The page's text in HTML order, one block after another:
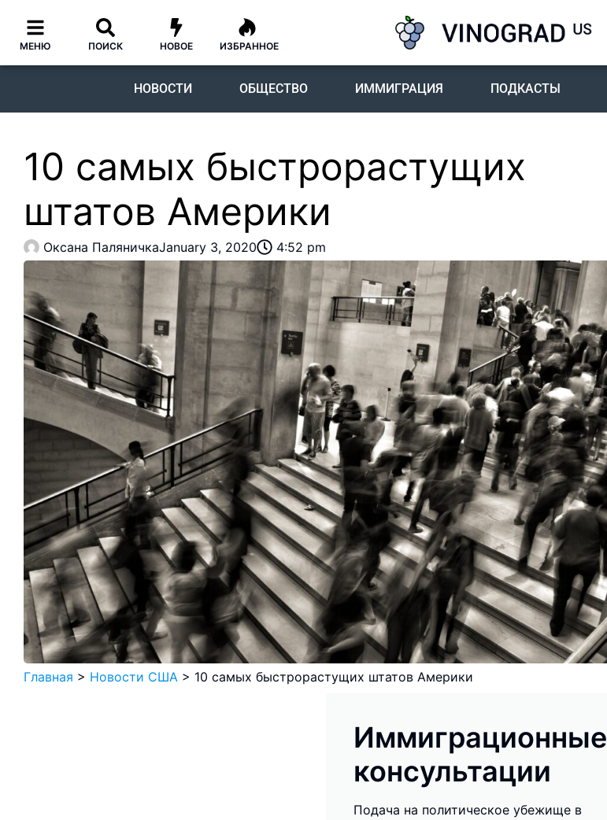
МЕНЮ ПОИСК НОВОЕ ИЗБРАННОЕ
НОВОСТИ ОБЩЕСТВО ИММИГРАЦИЯ ПОДКАСТЫ
10 самых быстрорастущих
штатов Америки
Оксана ПаляничкаJanuary 3, 2020 4:52 pm
Главная > Новости США > 10 самых быстрорастущих штатов Америки
Иммиграционные
консультации
Подача на политическое убежище в